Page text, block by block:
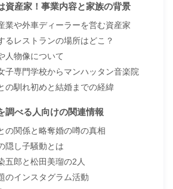
資産家！事業内容と家族の背景
業や外車ディーラーを営む資産家
るレストランの場所はどこ？
人物像について
子専門学校からマンハッタン音楽院
の馴れ初めと結婚までの経緯
調べる人向けの関連情報
の関係と略奪婚の噂の真相
隠し子騒動とは
五郎と松田美瑠の2人
のインスタグラム活動